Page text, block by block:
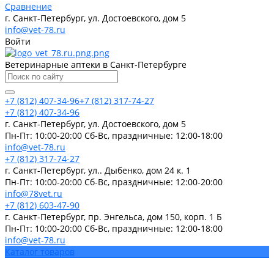
Сравнение
г. Санкт-Петербург, ул. Достоевского, дом 5
info@vet-78.ru
Войти
Ветеринарные аптеки в Санкт-Петербурге
+7 (812) 407-34-96+7 (812) 317-74-27
+7 (812) 407-34-96
г. Санкт-Петербург, ул. Достоевского, дом 5
Пн-Пт: 10:00-20:00 Cб-Вс, праздничные: 12:00-18:00
info@vet-78.ru
+7 (812) 317-74-27
г. Санкт-Петербург, ул.. Дыбенко, дом 24 к. 1
Пн-Пт: 10:00-20:00 Cб-Вс, праздничные: 12:00-20:00
info@78vet.ru
+7 (812) 603-47-90
г. Санкт-Петербург, пр. Энгельса, дом 150, корп. 1 Б
Пн-Пт: 10:00-20:00 Cб-Вс, праздничные: 12:00-18:00
info@vet-78.ru
Каталог товаров